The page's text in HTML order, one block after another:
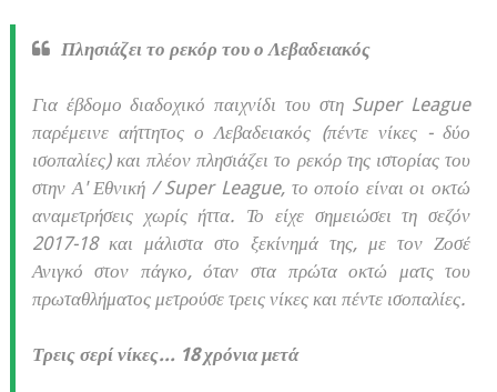
Πλησιάζει το ρεκόρ του ο Λεβαδειακός
Για έβδομο διαδοχικό παιχνίδι του στη Super League
παρέμεινε αήττητος ο Λεβαδειακός (πέντε νίκες - δύο
ισοπαλίες) και πλέον πλησιάζει το ρεκόρ της ιστορίας του
στην Α' Εθνική / Super League, το οποίο είναι οι οκτώ
αναμετρήσεις χωρίς ήττα. Το είχε σημειώσει τη σεζόν
2017-18 και μάλιστα στο ξεκίνημά της, με τον Ζοσέ
Ανιγκό στον πάγκο, όταν στα πρώτα οκτώ ματς του
πρωταθλήματος μετρούσε τρεις νίκες και πέντε ισοπαλίες.
Τρεις σερί νίκες... 18 χρόνια μετά